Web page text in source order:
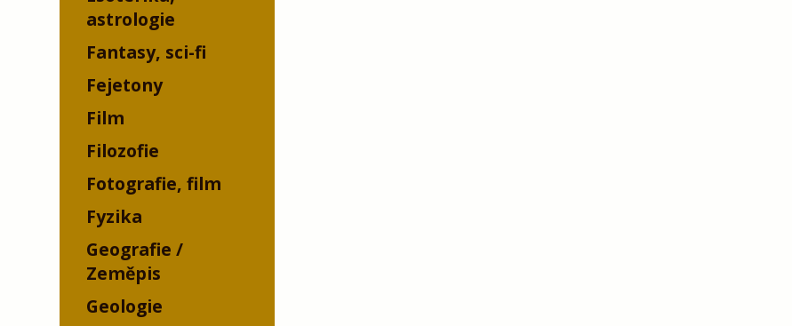
astrologie
Fantasy, sci-fi
Fejetony
Film
Filozofie
Fotografie, film
Fyzika
Geografie /
Zeměpis
Geologie